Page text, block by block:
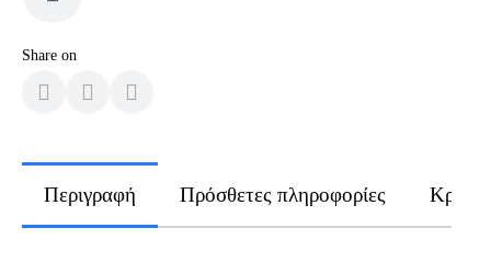
Share on
Περιγραφή Πρόσθετες πληροφορίες